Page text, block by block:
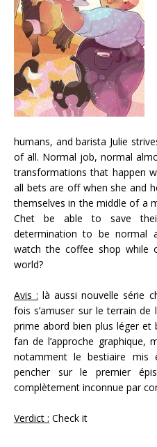
humans, and barista Julie
of all. Normal job, normal
transformations that happen
all bets are off when she and
themselves in the middle of a
Chet be able to save
determination to be normal
watch the coffee shop while
world?
Avis : là aussi nouvelle série
fois s’amuser sur le terrain
prime abord bien plus léger et
fan de l’approche graphique,
notamment le bestiaire
pencher sur le premier
complètement inconnue par
Verdict : Check it